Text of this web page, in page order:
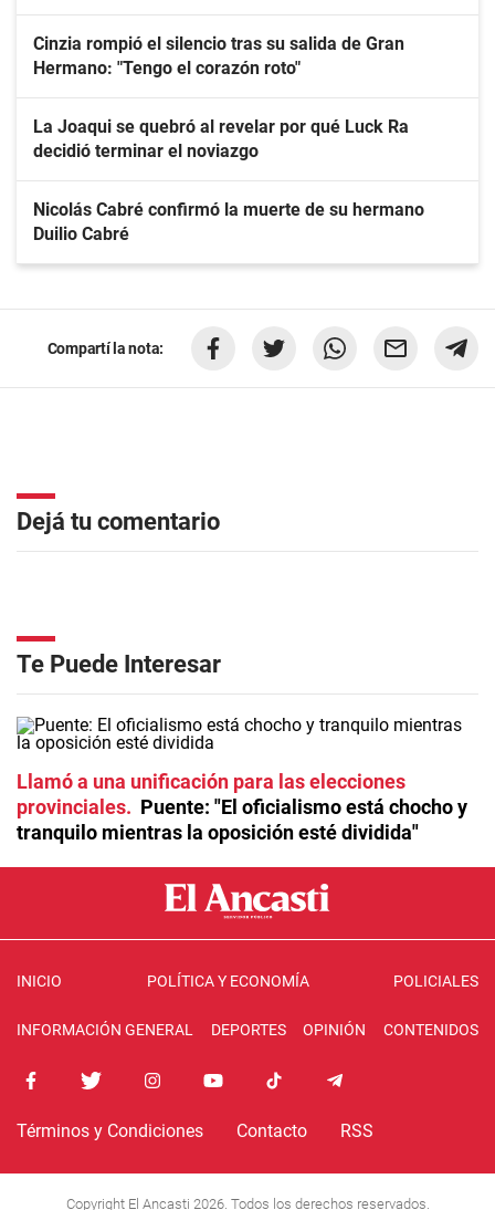
Cinzia rompió el silencio tras su salida de Gran
Hermano: "Tengo el corazón roto"
La Joaqui se quebró al revelar por qué Luck Ra
decidió terminar el noviazgo
Nicolás Cabré confirmó la muerte de su hermano
Duilio Cabré
Compartí la nota:
Dejá tu comentario
Te Puede Interesar
Llamó a una unificación para las elecciones
provinciales
Puente: "El oficialismo está chocho y
tranquilo mientras la oposición esté dividida"
INICIO POLÍTICA Y ECONOMÍA POLICIALES
INFORMACIÓN GENERAL DEPORTES OPINIÓN CONTENIDOS
Términos y Condiciones Contacto RSS
Copyright El Ancasti 2026. Todos los derechos reservados.